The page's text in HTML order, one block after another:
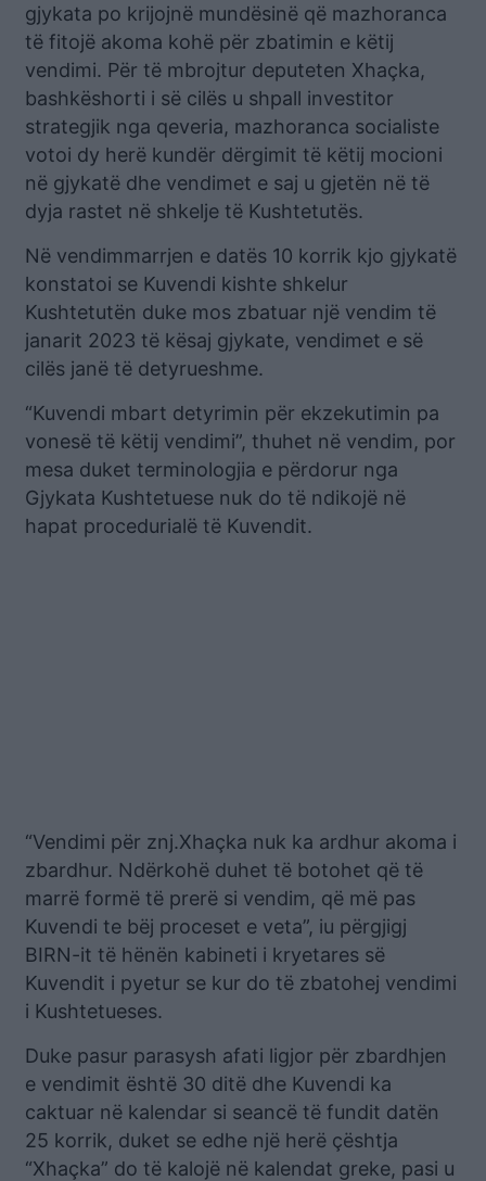
gjykata po krijojnë mundësinë që mazhoranca
të fitojë akoma kohë për zbatimin e këtij
vendimi. Për të mbrojtur deputeten Xhaçka,
bashkëshorti i së cilës u shpall investitor
strategjik nga qeveria, mazhoranca socialiste
votoi dy herë kundër dërgimit të këtij mocioni
në gjykatë dhe vendimet e saj u gjetën në të
dyja rastet në shkelje të Kushtetutës.
Në vendimmarrjen e datës 10 korrik kjo gjykatë
konstatoi se Kuvendi kishte shkelur
Kushtetutën duke mos zbatuar një vendim të
janarit 2023 të kësaj gjykate, vendimet e së
cilës janë të detyrueshme.
“Kuvendi mbart detyrimin për ekzekutimin pa
vonesë të këtij vendimi”, thuhet në vendim, por
mesa duket terminologjia e përdorur nga
Gjykata Kushtetuese nuk do të ndikojë në
hapat procedurialë të Kuvendit.
“Vendimi për znj.Xhaçka nuk ka ardhur akoma i
zbardhur. Ndërkohë duhet të botohet që të
marrë formë të prerë si vendim, që më pas
Kuvendi te bëj proceset e veta”, iu përgjigj
BIRN-it të hënën kabineti i kryetares së
Kuvendit i pyetur se kur do të zbatohej vendimi
i Kushtetueses.
Duke pasur parasysh afati ligjor për zbardhjen
e vendimit është 30 ditë dhe Kuvendi ka
caktuar në kalendar si seancë të fundit datën
25 korrik, duket se edhe një herë çështja
“Xhaçka” do të kalojë në kalendat greke, pasi u